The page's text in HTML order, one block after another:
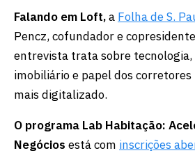
Falando em Loft,a Folha de S.
Pencz, cofundador e
entrevista trata sobre tecnologia,
imobiliário e papel dos corretores
mais digitalizado.
O programa Lab Habitação:
Negócios está com inscrições